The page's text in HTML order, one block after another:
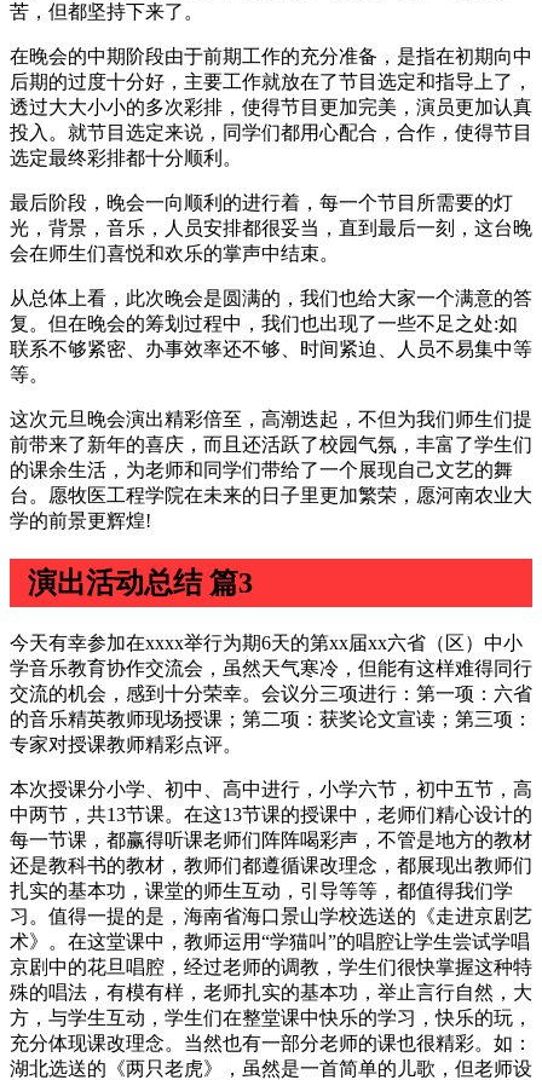
苦，但都坚持下来了。
在晚会的中期阶段由于前期工作的充分准备，是指在初期向中
后期的过度十分好，主要工作就放在了节目选定和指导上了，
透过大大小小的多次彩排，使得节目更加完美，演员更加认真
投入。就节目选定来说，同学们都用心配合，合作，使得节目
选定最终彩排都十分顺利。
最后阶段，晚会一向顺利的进行着，每一个节目所需要的灯
光，背景，音乐，人员安排都很妥当，直到最后一刻，这台晚
会在师生们喜悦和欢乐的掌声中结束。
从总体上看，此次晚会是圆满的，我们也给大家一个满意的答
复。但在晚会的筹划过程中，我们也出现了一些不足之处:如
联系不够紧密、办事效率还不够、时间紧迫、人员不易集中等
等。
这次元旦晚会演出精彩倍至，高潮迭起，不但为我们师生们提
前带来了新年的喜庆，而且还活跃了校园气氛，丰富了学生们
的课余生活，为老师和同学们带给了一个展现自己文艺的舞
台。愿牧医工程学院在未来的日子里更加繁荣，愿河南农业大
学的前景更辉煌!
演出活动总结 篇3
今天有幸参加在xxxx举行为期6天的第xx届xx六省（区）中小
学音乐教育协作交流会，虽然天气寒冷，但能有这样难得同行
交流的机会，感到十分荣幸。会议分三项进行：第一项：六省
的音乐精英教师现场授课；第二项：获奖论文宣读；第三项：
专家对授课教师精彩点评。
本次授课分小学、初中、高中进行，小学六节，初中五节，高
中两节，共13节课。在这13节课的授课中，老师们精心设计的
每一节课，都赢得听课老师们阵阵喝彩声，不管是地方的教材
还是教科书的教材，教师们都遵循课改理念，都展现出教师们
扎实的基本功，课堂的师生互动，引导等等，都值得我们学
习。值得一提的是，海南省海口景山学校选送的《走进京剧艺
术》。在这堂课中，教师运用“学猫叫”的唱腔让学生尝试学唱
京剧中的花旦唱腔，经过老师的调教，学生们很快掌握这种特
殊的唱法，有模有样，老师扎实的基本功，举止言行自然，大
方，与学生互动，学生们在整堂课中快乐的学习，快乐的玩，
充分体现课改理念。当然也有一部分老师的课也很精彩。如：
湖北选送的《两只老虎》，虽然是一首简单的儿歌，但老师设